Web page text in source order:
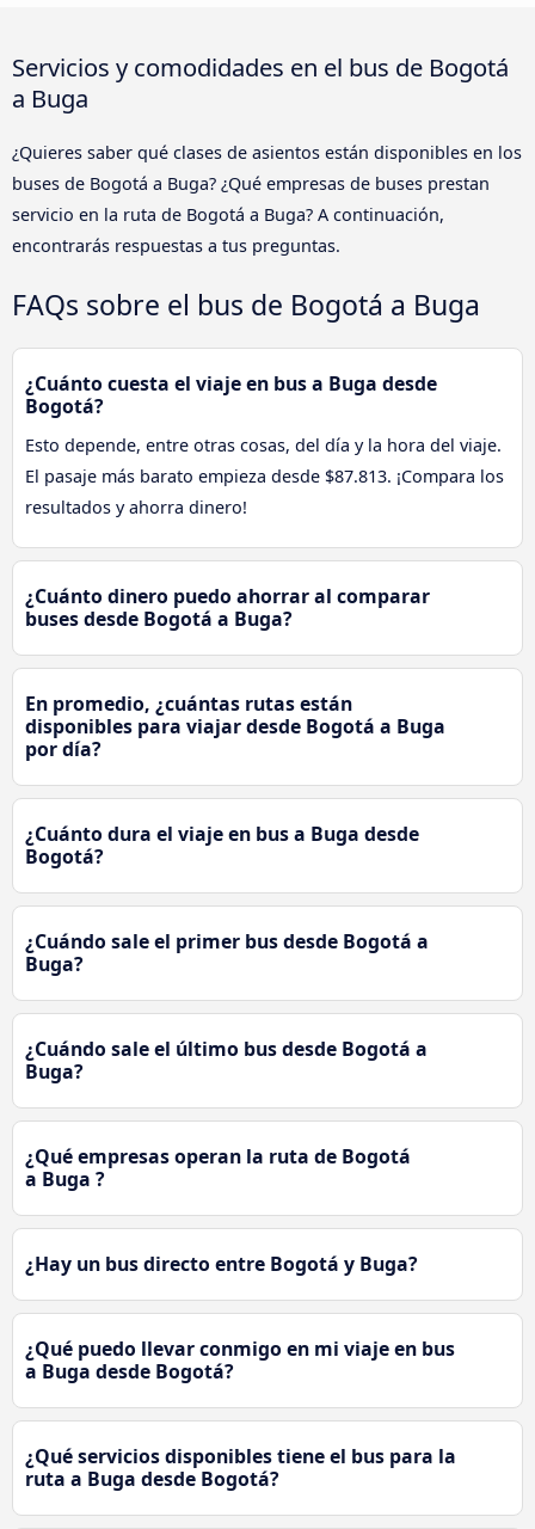
Servicios y comodidades en el bus de Bogotá
a Buga
¿Quieres saber qué clases de asientos están disponibles en los
buses de Bogotá a Buga? ¿Qué empresas de buses prestan
servicio en la ruta de Bogotá a Buga? A continuación,
encontrarás respuestas a tus preguntas.
FAQs sobre el bus de Bogotá a Buga
¿Cuánto cuesta el viaje en bus a Buga desde
Bogotá?
Esto depende, entre otras cosas, del día y la hora del viaje.
El pasaje más barato empieza desde $87.813. ¡Compara los
resultados y ahorra dinero!
¿Cuánto dinero puedo ahorrar al comparar
buses desde Bogotá a Buga?
En promedio, ¿cuántas rutas están
disponibles para viajar desde Bogotá a Buga
por día?
¿Cuánto dura el viaje en bus a Buga desde
Bogotá?
¿Cuándo sale el primer bus desde Bogotá a
Buga?
¿Cuándo sale el último bus desde Bogotá a
Buga?
¿Qué empresas operan la ruta de Bogotá
a Buga ?
¿Hay un bus directo entre Bogotá y Buga?
¿Qué puedo llevar conmigo en mi viaje en bus
a Buga desde Bogotá?
¿Qué servicios disponibles tiene el bus para la
ruta a Buga desde Bogotá?